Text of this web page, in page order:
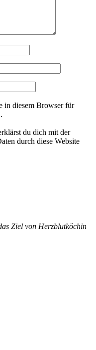
in diesem Browser für
du dich mit der
durch diese Website
Ziel von Herzblutköchin